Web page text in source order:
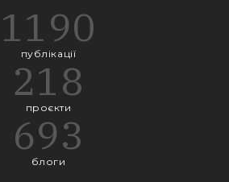
1190
публікації
218
проєкти
693
блоги